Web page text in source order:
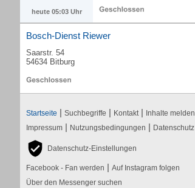
heute 05:03 Uhr
Bosch-Dienst Riewer
Saarstr. 54
54634 Bitburg
Startseite | Suchbegriffe | Kontakt | Inhalte melden
Impressum | Nutzungsbedingungen | Datenschutz
Datenschutz-Einstellungen
Facebook - Fan werden | Auf Instagram folgen
Über den Messenger suchen